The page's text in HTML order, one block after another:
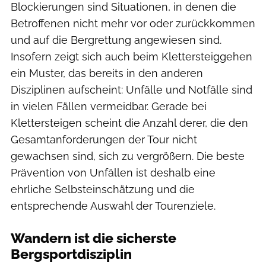
Blockierungen sind Situationen, in denen die
Betroffenen nicht mehr vor oder zurückkommen
und auf die Bergrettung angewiesen sind.
Insofern zeigt sich auch beim Klettersteiggehen
ein Muster, das bereits in den anderen
Disziplinen aufscheint: Unfälle und Notfälle sind
in vielen Fällen vermeidbar. Gerade bei
Klettersteigen scheint die Anzahl derer, die den
Gesamtanforderungen der Tour nicht
gewachsen sind, sich zu vergrößern. Die beste
Prävention von Unfällen ist deshalb eine
ehrliche Selbsteinschätzung und die
entsprechende Auswahl der Tourenziele.
Wandern ist die sicherste
Bergsportdisziplin